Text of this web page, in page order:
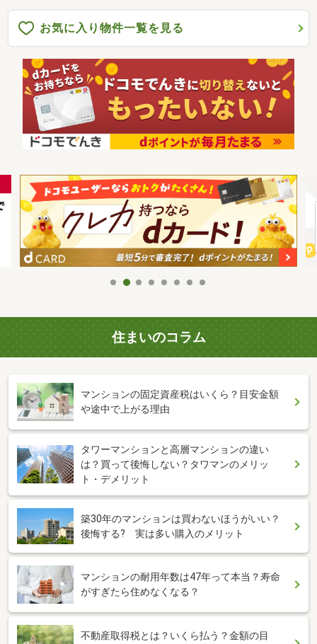
お気に入り物件一覧を見る
住まいのコラム
マンションの固定資産税はいくら？目安金額
や途中で上がる理由
タワーマンションと高層マンションの違い
は？買って後悔しない？タワマンのメリッ
ト・デメリット
築30年のマンションは買わないほうがいい？
後悔する? 実は多い購入のメリット
マンションの耐用年数は47年って本当？寿命
がすぎたら住めなくなる？
不動産取得税とは？いくら払う？金額の目